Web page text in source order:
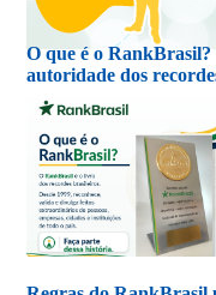
O que é o RankBrasil?
autoridade dos